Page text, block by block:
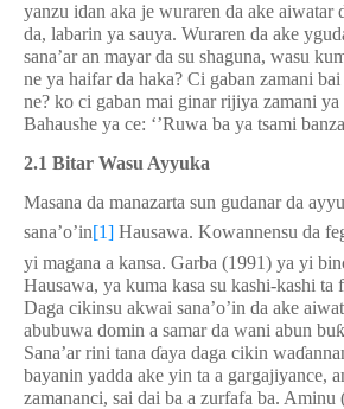
yanzu idan aka je wuraren da ake aiwatar
da, labarin ya sauya. Wuraren da ake
sana’ar an mayar da su shaguna, wasu
ne ya haifar da haka? Ci gaban zamani bai
ne? ko ci gaban mai ginar rijiya zamani ya
Bahaushe ya ce: ‘’Ruwa ba ya tsami
2.1 Bitar Wasu Ayyuka
Masana da manazarta sun gudanar da
sana’o’in[1] Hausawa. Kowannensu da
yi magana a kansa. Garba (1991) ya yi
Hausawa, ya kuma kasa su kashi-kashi ta
Daga cikinsu akwai sana’o’in da ake
abubuwa domin a samar da wani abun buƙ
Sana’ar rini tana ɗaya daga cikin waɗ
bayanin yadda ake yin ta a gargajiyance,
zamananci, sai dai ba a zurfafa ba. Aminu